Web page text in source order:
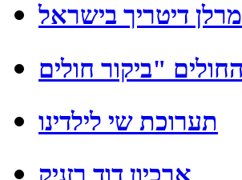
מרלן דיטריך בישראל
תערוכת שי לילדינו